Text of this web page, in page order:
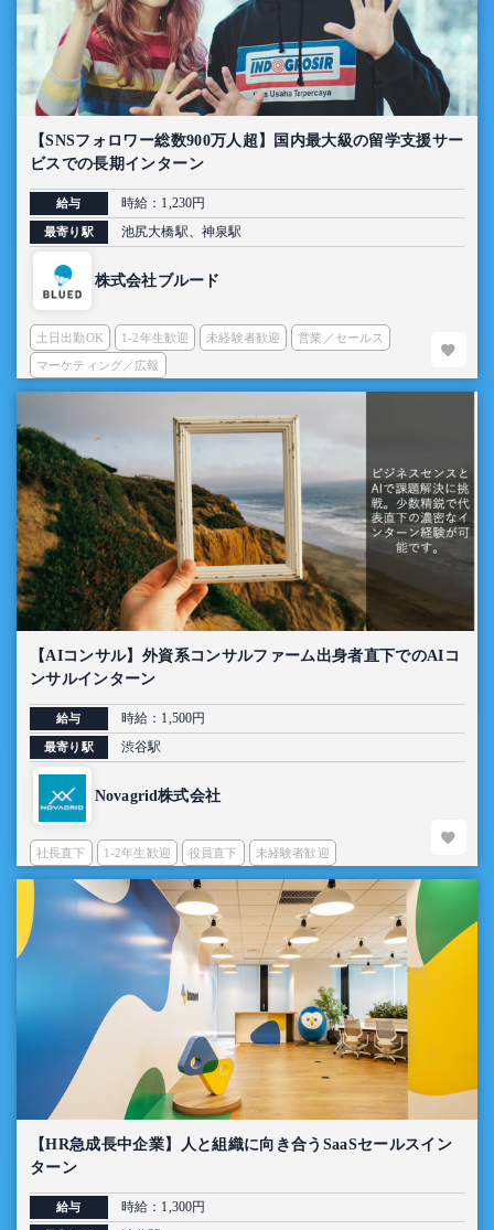
【SNSフォロワー総数900万人超】国内最大級の留学支援サー
ビスでの長期インターン
給与 時給：1,230円
最寄り駅 池尻大橋駅、神泉駅
株式会社ブルード
土日出勤OK 1-2年生歓迎 未経験者歓迎 営業／セールス
マーケティング／広報
【AIコンサル】外資系コンサルファーム出身者直下でのAIコ
ンサルインターン
給与 時給：1,500円
最寄り駅 渋谷駅
Novagrid株式会社
社長直下 1-2年生歓迎 役員直下 未経験者歓迎
【HR急成長中企業】人と組織に向き合うSaaSセールスイン
ターン
給与 時給：1,300円